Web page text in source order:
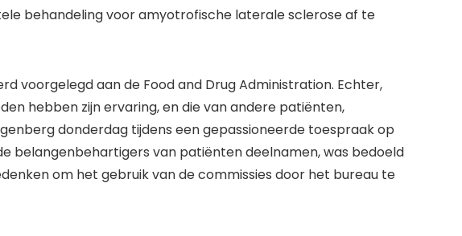
behandeling voor amyotrofische laterale sclerose af te
voorgelegd aan de Food and Drug Administration. Echter,
hebben zijn ervaring, en die van andere patiënten,
donderdag tijdens een gepassioneerde toespraak op
belangenbehartigers van patiënten deelnamen, was bedoeld
om het gebruik van de commissies door het bureau te